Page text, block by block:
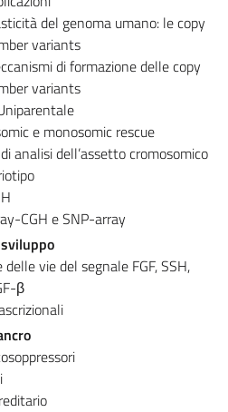
del genoma umano: le copy
variants
di formazione delle copy
variants
e monosomic rescue
analisi dell’assetto cromosomico
CGH e SNP-array
vie del segnale FGF, SSH,
β